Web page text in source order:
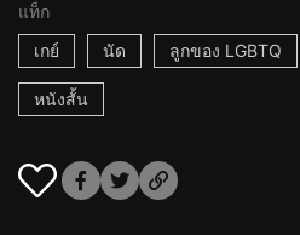
แท็ก
เกย์
นัด ลูกของ LGBTQ
หนังสั้น